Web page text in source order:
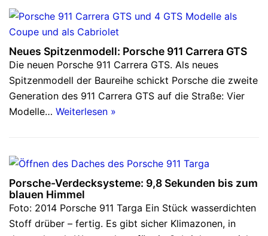
Neues Spitzenmodell: Porsche 911 Carrera GTS
Die neuen Porsche 911 Carrera GTS. Als neues
Spitzenmodell der Baureihe schickt Porsche die zweite
Generation des 911 Carrera GTS auf die Straße: Vier
Modelle… Weiterlesen »
Porsche-Verdecksysteme: 9,8 Sekunden bis zum
blauen Himmel
Foto: 2014 Porsche 911 Targa Ein Stück wasserdichten
Stoff drüber – fertig. Es gibt sicher Klimazonen, in